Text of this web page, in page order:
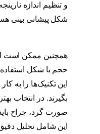
و تنظیم اندازه
شکل پیشانی بینی
همچنین ممکن است از
حجم یا شکل
این تکنیک‌ها را به کار
بگیرند. در انتخاب
صورت گرد، جراح
این شامل تحلیل